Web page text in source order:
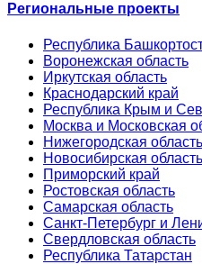
Региональные проекты
Республика
Воронежская область
Иркутская область
Краснодарский край
Республика Крым и
Москва и Московская
Нижегородская область
Новосибирская область
Приморский край
Ростовская область
Самарская область
Санкт-Петербург и
Свердловская область
Республика Татарстан